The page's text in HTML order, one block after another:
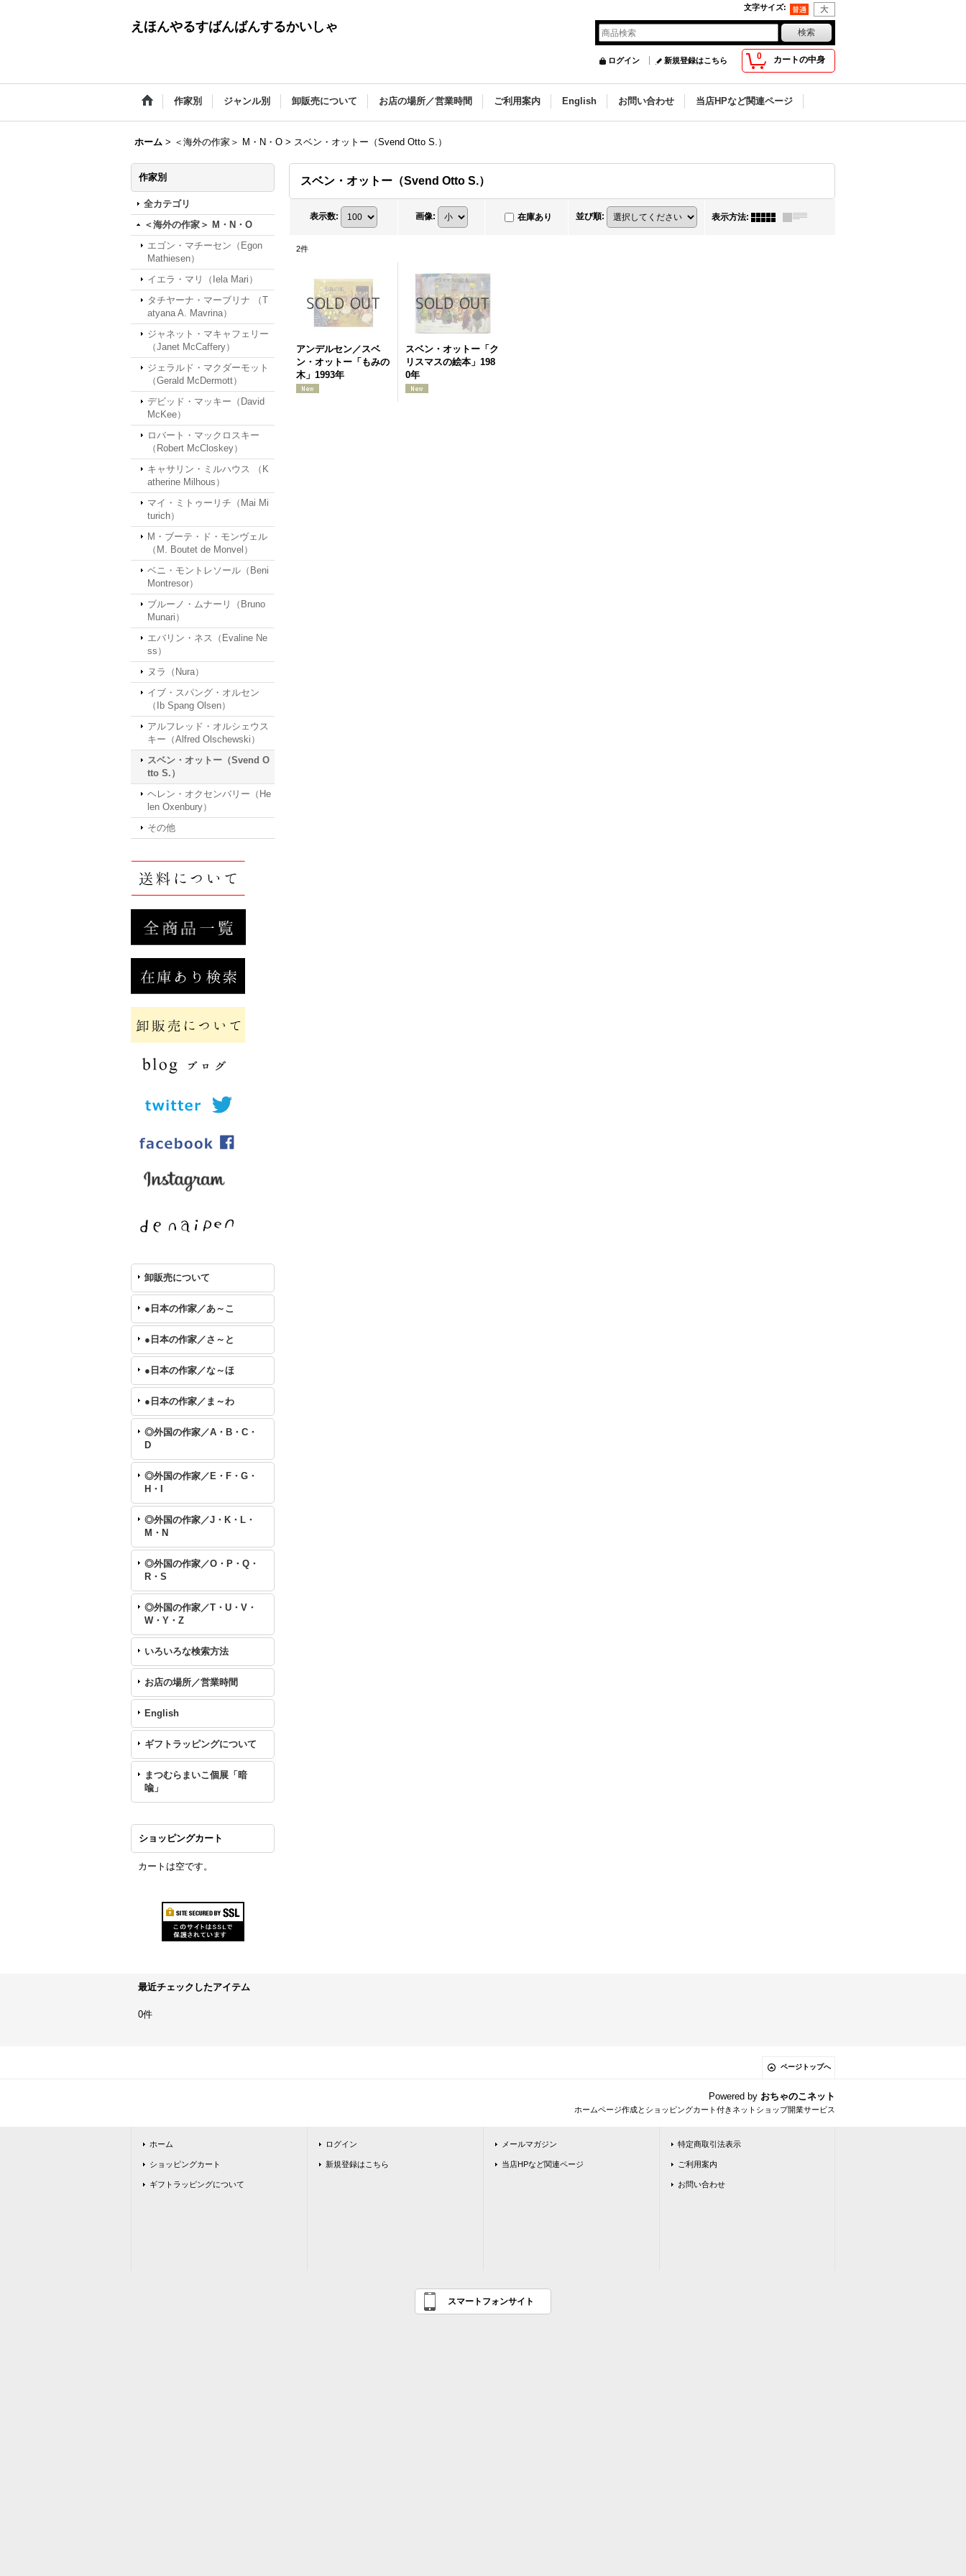
文字サイズ:
えほんやるすばんばんするかいしゃ
0 カートの中身
ログイン 新規登録はこちら
作家別 ジャンル別 卸販売について お店の場所／営業時間 ご利用案内 English お問い合わせ 当店HPなど関連ページ
ホーム > ＜海外の作家＞ M・N・O > スベン・オットー（Svend Otto S.）
作家別
全カテゴリ
＜海外の作家＞ M・N・O
エゴン・マチーセン（Egon
Mathiesen）
イエラ・マリ（Iela Mari）
タチヤーナ・マーブリナ （T
atyana A. Mavrina）
ジャネット・マキャフェリー
（Janet McCaffery）
ジェラルド・マクダーモット
（Gerald McDermott）
デビッド・マッキー（David
McKee）
ロバート・マックロスキー
（Robert McCloskey）
キャサリン・ミルハウス （K
atherine Milhous）
マイ・ミトゥーリチ（Mai Mi
turich）
M・ブーテ・ド・モンヴェル
（M. Boutet de Monvel）
ベニ・モントレソール（Beni
Montresor）
ブルーノ・ムナーリ（Bruno
Munari）
エバリン・ネス（Evaline Ne
ss）
ヌラ（Nura）
イブ・スパング・オルセン
（Ib Spang Olsen）
アルフレッド・オルシェウス
キー（Alfred Olschewski）
スベン・オットー（Svend O
tto S.）
ヘレン・オクセンバリー（He
len Oxenbury）
その他
卸販売について
●日本の作家／あ～こ
●日本の作家／さ～と
●日本の作家／な～ほ
●日本の作家／ま～わ
◎外国の作家／A・B・C・
D
◎外国の作家／E・F・G・
H・I
◎外国の作家／J・K・L・
M・N
◎外国の作家／O・P・Q・
R・S
◎外国の作家／T・U・V・
W・Y・Z
いろいろな検索方法
お店の場所／営業時間
English
ギフトラッピングについて
まつむらまいこ個展「暗
喩」
ショッピングカート
カートは空です。
スベン・オットー（Svend Otto S.）
表示数: 画像: 在庫あり 並び順: 表示方法:
2件
アンデルセン／スベ
ン・オットー「もみの
木」1993年
スベン・オットー「ク
リスマスの絵本」198
0年
最近チェックしたアイテム
0件
ページトップへ
Powered by おちゃのこネット
ホームページ作成とショッピングカート付きネットショップ開業サービス
ホーム
ショッピングカート
ギフトラッピングについて
ログイン
新規登録はこちら
メールマガジン
当店HPなど関連ページ
特定商取引法表示
ご利用案内
お問い合わせ
スマートフォンサイト